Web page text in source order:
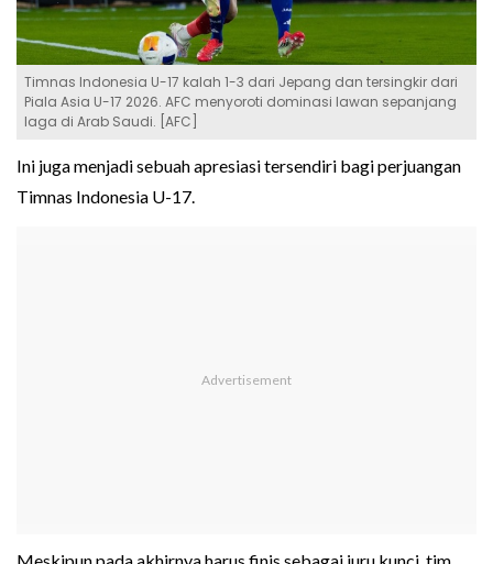
Timnas Indonesia U-17 kalah 1-3 dari Jepang dan tersingkir dari
Piala Asia U-17 2026. AFC menyoroti dominasi lawan sepanjang
laga di Arab Saudi. [AFC]
Ini juga menjadi sebuah apresiasi tersendiri bagi perjuangan
Timnas Indonesia U-17.
Meskipun pada akhirnya harus finis sebagai juru kunci, tim